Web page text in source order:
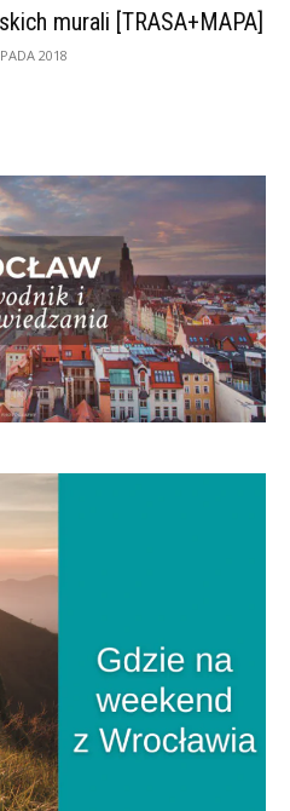
murali [TRASA+MAPA]
2018